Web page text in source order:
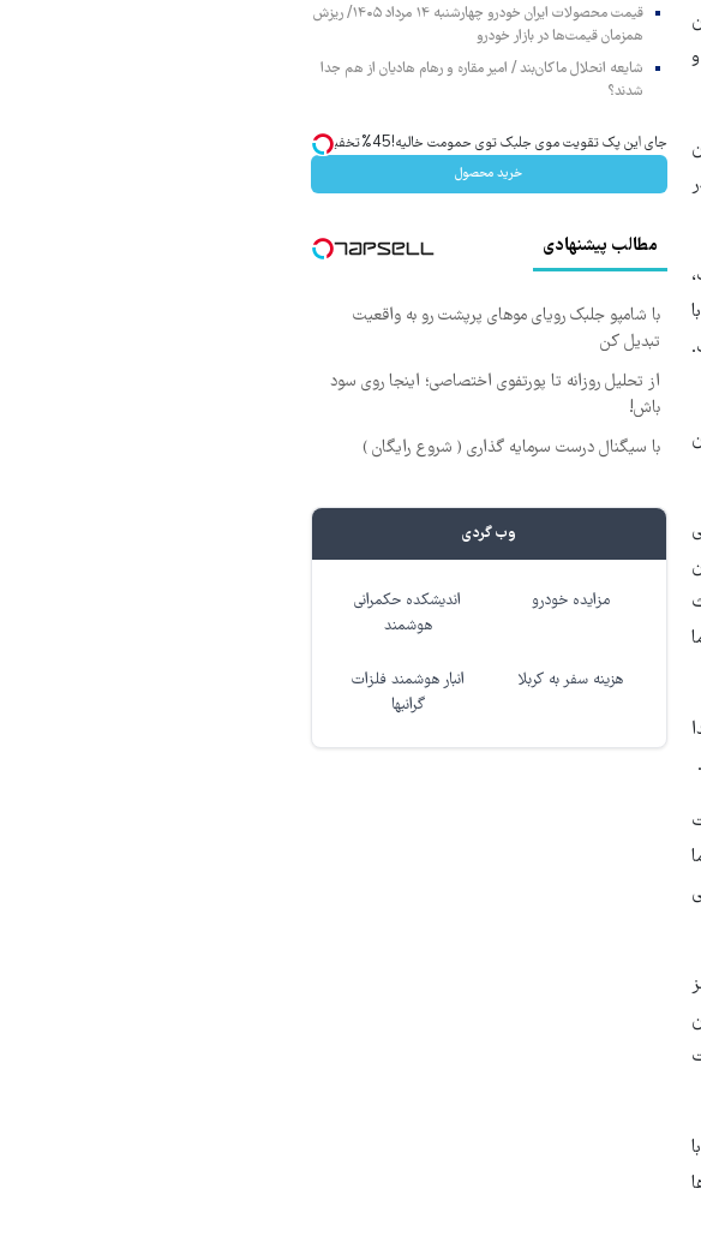
قیمت محصولات ایران خودرو چهارشنبه ۱۴ مرداد ۱۴۰۵/ ریزش
همزمان قیمت‌ها در بازار خودرو
شایعه انحلال ماکان‌بند / امیر مقاره و رهام هادیان از هم جدا
شدند؟
جای این پک تقویت موی جلبک توی حمومت خالیه!45%تخفیف
خرید محصول
مطالب پیشنهادی
با شامپو جلبک رویای موهای پرپشت رو به واقعیت
تبدیل کن
از تحلیل روزانه تا پورتفوی اختصاصی؛ اینجا روی سود
باش!
با سیگنال درست سرمایه گذاری ( شروع رایگان )
وب گردی
مزایده خودرو
اندیشکده حکمرانی
هوشمند
هزینه سفر به کربلا
انبار هوشمند فلزات
گرانبها